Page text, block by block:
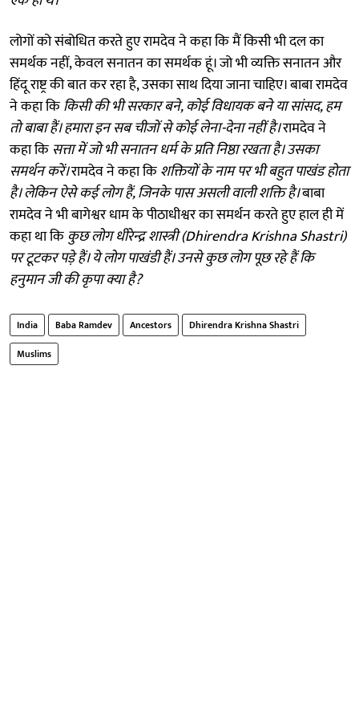
लोगों को संबोधित करते हुए रामदेव ने कहा कि मैं किसी भी दल का
समर्थक नहीं, केवल सनातन का समर्थक हूं। जो भी व्यक्ति सनातन और
हिंदू राष्ट्र की बात कर रहा है, उसका साथ दिया जाना चाहिए। बाबा रामदेव
ने कहा किकिसी की भी सरकार बने, कोई विधायक बने या सांसद, हम
तो बाबा हैं। हमारा इन सब चीजों से कोई लेना-देना नहीं है।रामदेव ने
कहा कि सत्ता में जो भी सनातन धर्म के प्रति निष्ठा रखता है। उसका
समर्थन करें।रामदेव ने कहा किशक्तियों के नाम पर भी बहुत पाखंड होता
है। लेकिन ऐसे कई लोग हैं, जिनके पास असली वाली शक्ति है।बाबा
रामदेव ने भी बागेश्वर धाम के पीठाधीश्वर का समर्थन करते हुए हाल ही में
कहा था किकुछ लोग धीरेन्द्र शास्त्री (Dhirendra Krishna Shastri)
पर टूटकर पड़े हैं। ये लोग पाखंडी हैं। उनसे कुछ लोग पूछ रहे हैं कि
हनुमान जी की कृपा क्या है?
India Baba Ramdev Ancestors
Dhirendra Krishna Shastri
Muslims